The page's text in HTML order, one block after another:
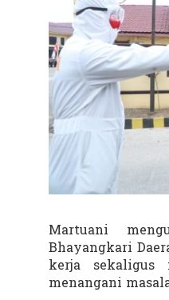
Martuani
Bhayangkari
kerja sekaligus
menangani